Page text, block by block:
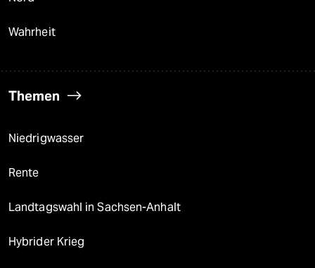
Wahrheit
Themen
Niedrigwasser
Rente
Landtagswahl in Sachsen-Anhalt
Hybrider Krieg